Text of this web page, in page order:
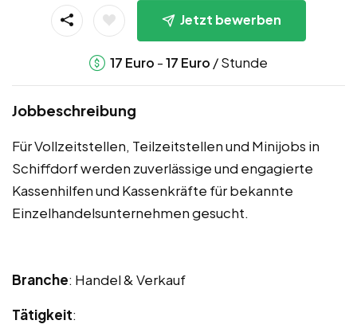
Jetzt bewerben
17 Euro -17 Euro / Stunde
Jobbeschreibung
Für Vollzeitstellen, Teilzeitstellen und Minijobs in
Schiffdorf werden zuverlässige und engagierte
Kassenhilfen und Kassenkräfte für bekannte
Einzelhandelsunternehmen gesucht.
Branche: Handel & Verkauf
Tätigkeit: